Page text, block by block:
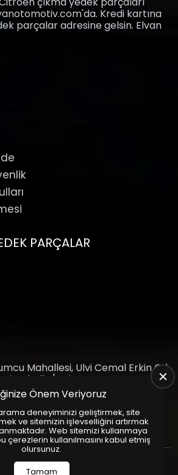
Kredi kartına
parçalar adresine gelsin. Elvan
PARÇALAR
Mahallesi, Ulvi Cemal Erkin Cd.
Ankara
354 8888
343 4085
site Us Yazılım
Paketleri ile Hazırlanmıştır. © 2025
Önem Veriyoruz
deneyiminizi geliştirmek, site
ve sitemizin işlevselliğini artırmak
Web sitemizi kullanmaya
çerezlerin kullanılmasını kabul etmiş
olursunuz.
Tamam